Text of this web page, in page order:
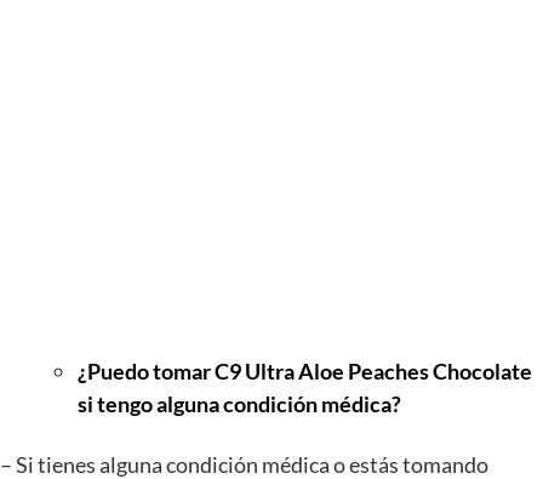
¿Puedo tomar C9 Ultra Aloe Peaches Chocolate
si tengo alguna condición médica?
– Si tienes alguna condición médica o estás tomando